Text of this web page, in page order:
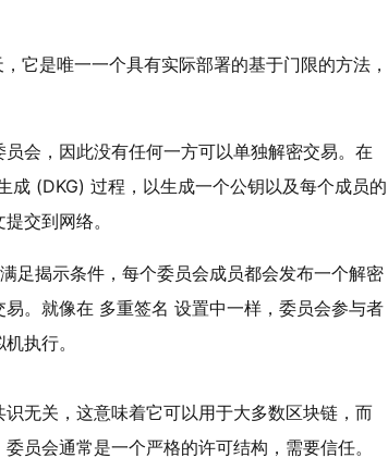
它是唯一一个具有实际部署的基于门限的方法，
会，因此没有任何一方可以单独解密交易。在
成 (DKG) 过程，以生成一个公钥以及每个成员的
交到网络。
足揭示条件，每个委员会成员都会发布一个解密
易。就像在 多重签名 设置中一样，委员会参与者
执行。
无关，这意味着它可以用于大多数区块链，而
员会通常是一个严格的许可结构，需要信任。